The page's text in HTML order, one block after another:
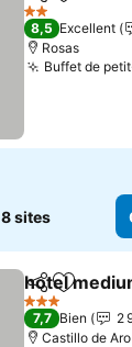
2 Étoiles
8,5 Excellent
Rosas
Buffet de
8 sites
PartagerAjouter
hotel
3 Étoiles
7,7 Bien
2
Castillo de Aro